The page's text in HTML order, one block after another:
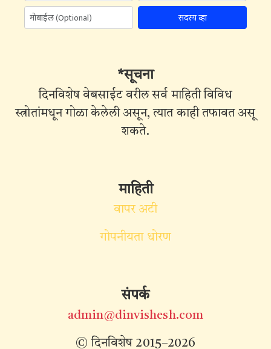
सदस्य व्हा
*सूचना
दिनविशेष वेबसाईट वरील सर्व माहिती विविध
स्त्रोतांमधून गोळा केलेली असून, त्यात काही तफावत असू
शकते.
माहिती
वापर अटी
गोपनीयता धोरण
संपर्क
admin@dinvishesh.com
© दिनविशेष 2015–2026